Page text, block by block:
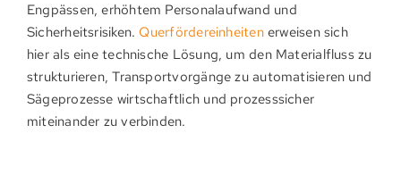
MEBAshop
Engpässen, erhöhtem Personalaufwand und
Sicherheitsrisiken.Querfördereinheitenerweisen sich
hier als eine technische Lösung, um den Materialfluss zu
strukturieren, Transportvorgänge zu automatisieren und
Sägeprozesse wirtschaftlich und prozesssicher
miteinander zu verbinden.